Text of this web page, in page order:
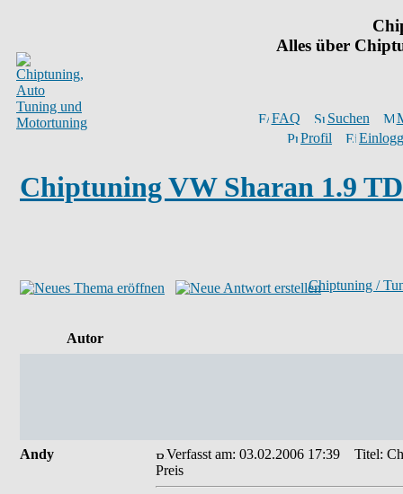
Alles über
FAQ Suchen
Profil
Chiptuning VW Sharan 1.9
Chiptuning /
Autor
Andy Verfasst am: 03.02.2006 17:39
Titel:
Preis